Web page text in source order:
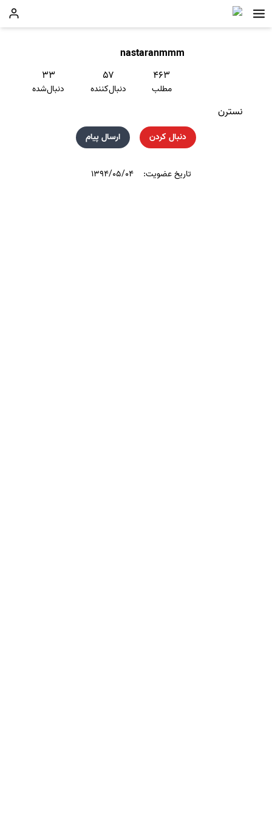
nastaranmmm
۴۶۳
مطلب
۵۷
دنبال‌کننده
۳۳
دنبال‌شده
نسترن
دنبال کردن ارسال پیام
تاریخ عضویت: ۱۳۹۴/۰۵/۰۴